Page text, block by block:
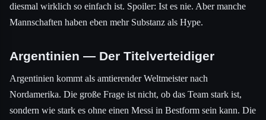
diesmal wirklich so einfach ist. Spoiler: Ist es nie. Aber manche
Mannschaften haben eben mehr Substanz als Hype.
Argentinien — Der Titelverteidiger
Argentinien kommt als amtierender Weltmeister nach
Nordamerika. Die große Frage ist nicht, ob das Team stark ist,
sondern wie stark es ohne einen Messi in Bestform sein kann. Die